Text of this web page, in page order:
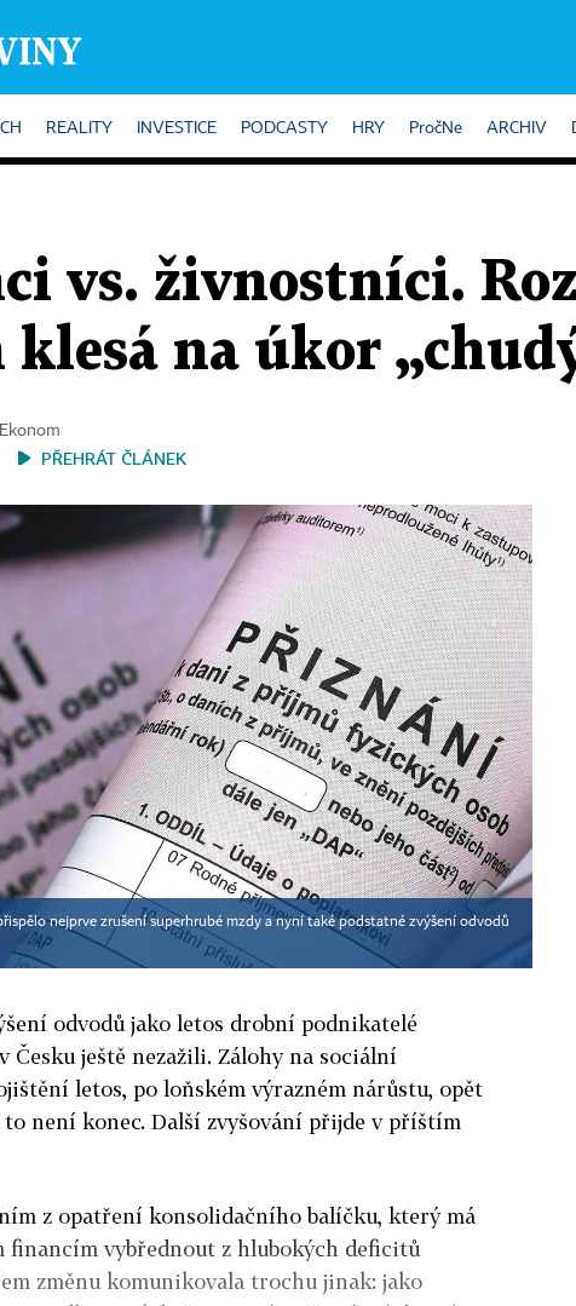
REALITY INVESTICE PODCASTY HRY PročNe ARCHIV
vs. živnostníci.
klesá na úkor
PŘEHRÁT ČLÁNEK
nejprve zrušení superhrubé mzdy a nyní také podstatné zvýšení odvodů
odvodů jako letos drobní podnikatelé
Česku ještě nezažili. Zálohy na sociální
letos, po loňském výrazném nárůstu, opět
to není konec. Další zvyšování přijde v příštím
z opatření konsolidačního balíčku, který má
financím vybřednout z hlubokých deficitů
změnu komunikovala trochu jinak: jako